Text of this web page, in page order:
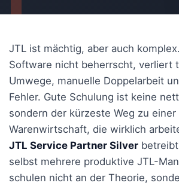
JTL ist mächtig, aber auch
Software nicht beherrscht, verliert
Umwege, manuelle Doppelarbeit
Fehler. Gute Schulung ist keine
sondern der kürzeste Weg zu einer
Warenwirtschaft, die wirklich
JTL Service Partner Silver
selbst mehrere produktive JTL-
schulen nicht an der Theorie,